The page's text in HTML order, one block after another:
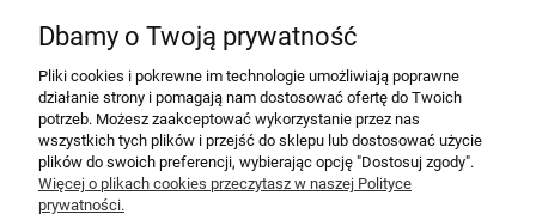
MOJE KONTO
PŁATNOŚCI I DOSTAWA
Dbamy o Twoją prywatność
Pliki cookies i pokrewne im technologie umożliwiają poprawne
działanie strony i pomagają nam dostosować ofertę do Twoich
potrzeb. Możesz zaakceptować wykorzystanie przez nas
wszystkich tych plików i przejść do sklepu lub dostosować użycie
plików do swoich preferencji, wybierając opcję "Dostosuj zgody".
Więcej o plikach cookies przeczytasz w naszej Polityce
prywatności.